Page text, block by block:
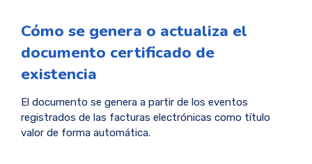
Cómo se genera o actualiza el
documento certificado de
existencia
El documento se genera a partir de los eventos
registrados de las facturas electrónicas como título
valor de forma automática.